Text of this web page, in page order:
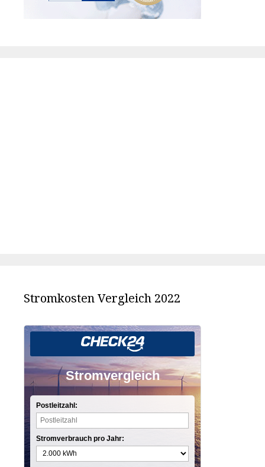
Stromkosten Vergleich 2022
Stromvergleich
Postleitzahl:
Stromverbrauch pro Jahr: